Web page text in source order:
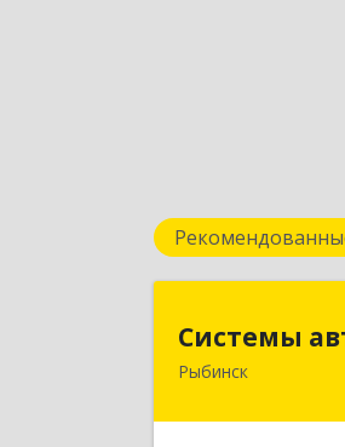
Системы
Рыбинск
152934,